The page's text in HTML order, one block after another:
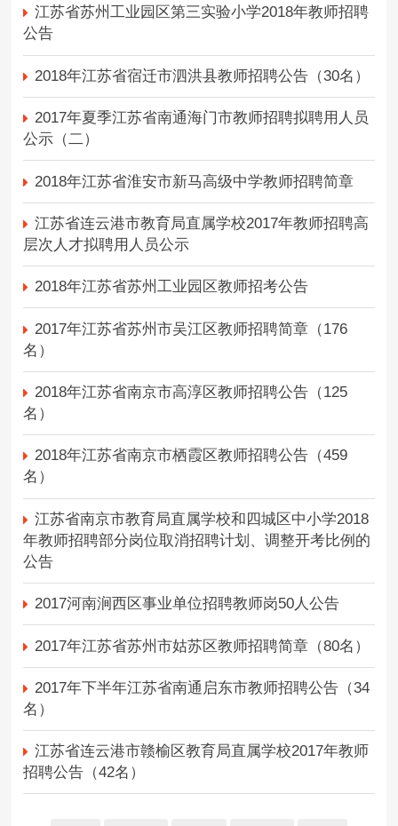
江苏省苏州工业园区第三实验小学2018年教师招聘
公告
2018年江苏省宿迁市泗洪县教师招聘公告（30名）
2017年夏季江苏省南通海门市教师招聘拟聘用人员
公示（二）
2018年江苏省淮安市新马高级中学教师招聘简章
江苏省连云港市教育局直属学校2017年教师招聘高
层次人才拟聘用人员公示
2018年江苏省苏州工业园区教师招考公告
2017年江苏省苏州市吴江区教师招聘简章（176
名）
2018年江苏省南京市高淳区教师招聘公告（125
名）
2018年江苏省南京市栖霞区教师招聘公告（459
名）
江苏省南京市教育局直属学校和四城区中小学2018
年教师招聘部分岗位取消招聘计划、调整开考比例的
公告
2017河南涧西区事业单位招聘教师岗50人公告
2017年江苏省苏州市姑苏区教师招聘简章（80名）
2017年下半年江苏省南通启东市教师招聘公告（34
名）
江苏省连云港市赣榆区教育局直属学校2017年教师
招聘公告（42名）